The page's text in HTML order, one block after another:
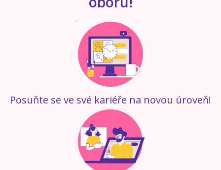
Posuňte se ve své kariéře na novou úroveň!